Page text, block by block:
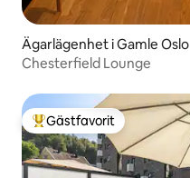
Ägarlägenhet i Gamle Oslo
Chesterfield Lounge
Populär gästfavorit
Gästfavorit